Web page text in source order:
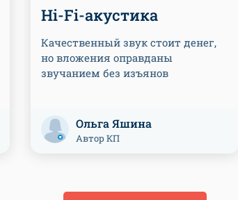
Hi-Fi-акустика
Качественный звук стоит денег,
но вложения оправданы
звучанием без изъянов
Ольга Яшина
Автор КП